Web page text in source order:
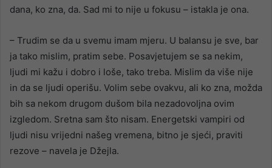
dana, ko zna, da. Sad mi to nije u fokusu – istakla je ona.
– Trudim se da u svemu imam mjeru. U balansu je sve, bar
ja tako mislim, pratim sebe. Posavjetujem se sa nekim,
ljudi mi kažu i dobro i loše, tako treba. Mislim da više nije
in da se ljudi operišu. Volim sebe ovakvu, ali ko zna, možda
bih sa nekom drugom dušom bila nezadovoljna ovim
izgledom. Sretna sam što nisam. Energetski vampiri od
ljudi nisu vrijedni našeg vremena, bitno je sjeći, praviti
rezove – navela je Džejla.